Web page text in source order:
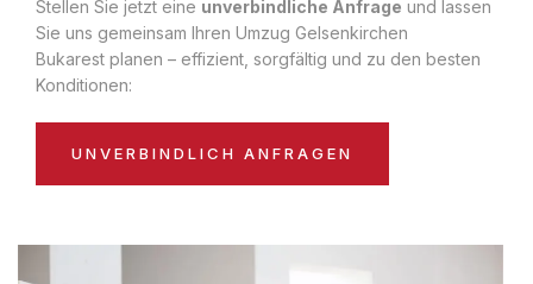
Stellen Sie jetzt eine unverbindliche Anfrage und lassen
Sie uns gemeinsam Ihren Umzug Gelsenkirchen
Bukarest planen – effizient, sorgfältig und zu den besten
Konditionen:
UNVERBINDLICH ANFRAGEN